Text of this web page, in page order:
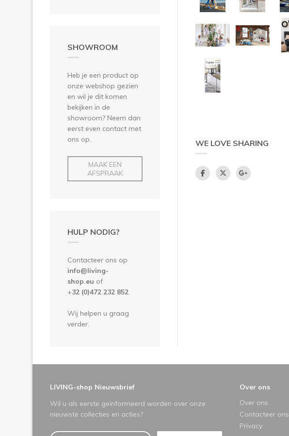
SHOWROOM
Heb je een product op
onze webshop gezien
en wil je dit komen
bekijken in de
showroom? Neem dan
eerst even contact met
ons op.
MAAK EEN
AFSPRAAK
HULP NODIG?
Contacteer ons op
info@living-
shop.eu of
+32 (0)472 232 852
Wij helpen u graag
verder.
WE LOVE SHARING
LIVING-shop Nieuwsbrief
Wil u als eerste geïnformeerd worden over onze
nieuwste collecties en acties?
Over ons
Over ons
Contacteer ons
Privacy